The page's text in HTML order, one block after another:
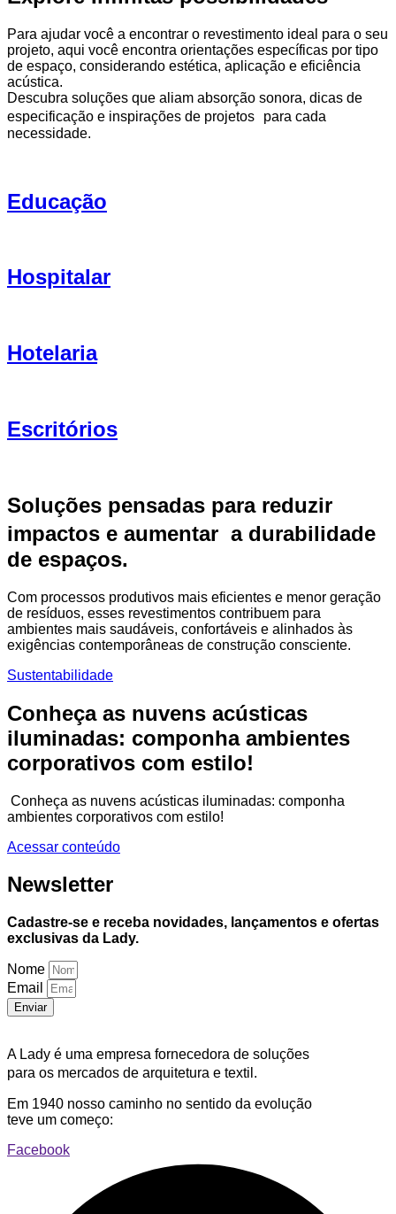
Para ajudar você a encontrar o revestimento ideal para o seu
projeto, aqui você encontra orientações específicas por tipo
de espaço, considerando estética, aplicação e eficiência
acústica.
Descubra soluções que aliam absorção sonora, dicas de
especificação e inspirações de projetos para cada
necessidade.
Educação
Hospitalar
Hotelaria
Escritórios
Soluções pensadas para reduzir
impactos e aumentar a durabilidade
de espaços.
Com processos produtivos mais eficientes e menor geração
de resíduos, esses revestimentos contribuem para
ambientes mais saudáveis, confortáveis e alinhados às
exigências contemporâneas de construção consciente.
Sustentabilidade
Conheça as nuvens acústicas
iluminadas: componha ambientes
corporativos com estilo!
Conheça as nuvens acústicas iluminadas: componha
ambientes corporativos com estilo!
Acessar conteúdo
Newsletter
Cadastre-se e receba novidades, lançamentos e ofertas
exclusivas da Lady.
Nome
Email
Enviar
A Lady é uma empresa fornecedora de soluções
para os mercados de arquitetura e textil.
Em 1940 nosso caminho no sentido da evolução
teve um começo:
Facebook